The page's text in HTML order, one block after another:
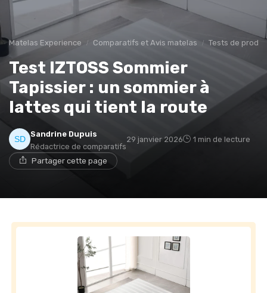
Matelas Experience Comparatifs et Avis matelas Tests de
Test IZTOSS Sommier
Tapissier : un sommier à
lattes qui tient la route
Sandrine Dupuis
Rédactrice de comparatifs
29 janvier 2026 1 min de lecture
Partager cette page→ Je rejoins le club
* En rejoignant le club, j'accepte de recevoir les emails